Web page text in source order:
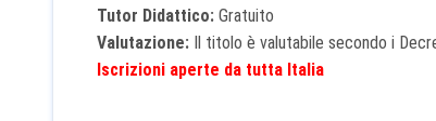
Tutor Didattico: Gratuito
Valutazione: Il titolo è valutabile secondo i
Iscrizioni aperte da tutta Italia